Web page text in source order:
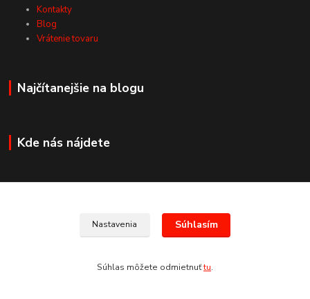
Kontakty
Blog
Vrátenie tovaru
Najčítanejšie na blogu
Kde nás nájdete
(Po-Pia, 8:30-17:30 hod.)
Nastavenia Súhlasím
Súhlas môžete odmietnuťtu.